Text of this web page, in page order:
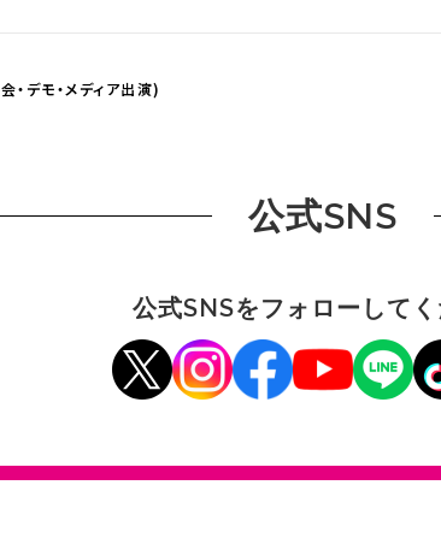
・デモ・メディア出演)
公式SNS
公式SNSをフォローして